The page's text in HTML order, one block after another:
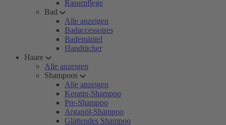
Rasurpflege
Bad
Alle anzeigen
Badaccessoires
Bademäntel
Handtücher
Haare
Alle anzeigen
Shampoos
Alle anzeigen
Keratin-Shampoo
Pre-Shampoo
Arganöl-Shampoo
Glättendes Shampoo